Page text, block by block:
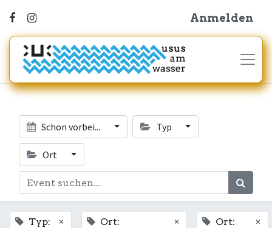
Anmelden
Schon vorbei... Typ
Ort
Typ:
×
Ort:
×
Ort:
×